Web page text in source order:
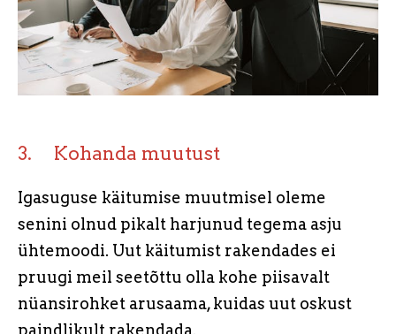
3. Kohanda muutust
Igasuguse käitumise muutmisel oleme
senini olnud pikalt harjunud tegema asju
ühtemoodi. Uut käitumist rakendades ei
pruugi meil seetõttu olla kohe piisavalt
nüansirohket arusaama, kuidas uut oskust
paindlikult rakendada.